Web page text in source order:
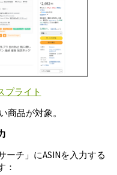
プライト
商品が対象。
ーチ」にASINを入力する
：